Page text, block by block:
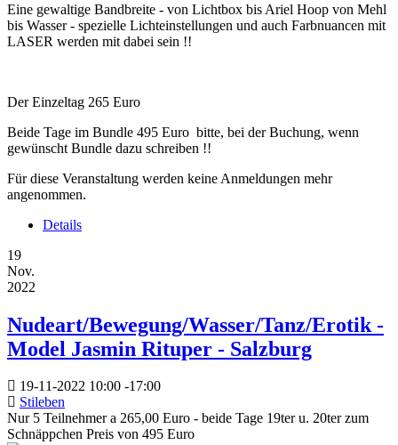
Eine gewaltige Bandbreite - von Lichtbox bis Ariel Hoop von Mehl
bis Wasser - spezielle Lichteinstellungen und auch Farbnuancen mit
LASER werden mit dabei sein !!
Der Einzeltag 265 Euro
Beide Tage im Bundle 495 Euro bitte, bei der Buchung, wenn
gewünscht Bundle dazu schreiben !!
Für diese Veranstaltung werden keine Anmeldungen mehr
angenommen.
Details
19
Nov.
2022
Nudeart/Bewegung/Wasser/Tanz/Erotik -
Model Jasmin Rituper - Salzburg
19-11-2022 10:00 -17:00
Stileben
Nur 5 Teilnehmer a 265,00 Euro - beide Tage 19ter u. 20ter zum
Schnäppchen Preis von 495 Euro